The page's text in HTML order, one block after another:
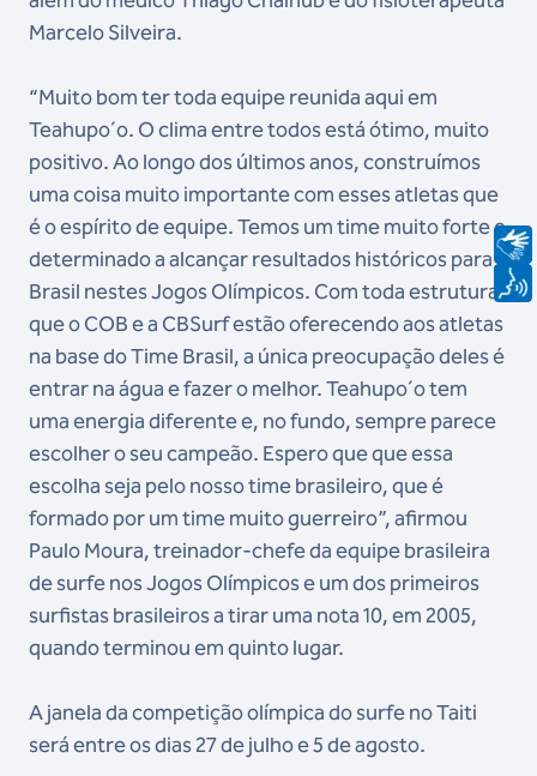
Marcelo Silveira.
“Muito bom ter toda equipe reunida aqui em
Teahupo´o. O clima entre todos está ótimo, muito
positivo. Ao longo dos últimos anos, construímos
uma coisa muito importante com esses atletas que
é o espírito de equipe. Temos um time muito forte e
determinado a alcançar resultados históricos para o
Brasil nestes Jogos Olímpicos. Com toda estrutura
que o COB e a CBSurf estão oferecendo aos atletas
na base do Time Brasil, a única preocupação deles é
entrar na água e fazer o melhor. Teahupo´o tem
uma energia diferente e, no fundo, sempre parece
escolher o seu campeão. Espero que que essa
escolha seja pelo nosso time brasileiro, que é
formado por um time muito guerreiro”, afirmou
Paulo Moura, treinador-chefe da equipe brasileira
de surfe nos Jogos Olímpicos e um dos primeiros
surfistas brasileiros a tirar uma nota 10, em 2005,
quando terminou em quinto lugar.
A janela da competição olímpica do surfe no Taiti
será entre os dias 27 de julho e 5 de agosto.